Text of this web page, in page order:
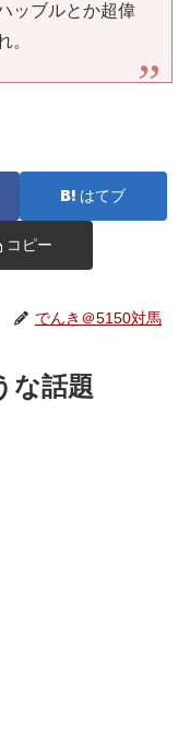
ッブルとか超偉
。
はてブ
コピー
でんき＠5150対馬
な話題